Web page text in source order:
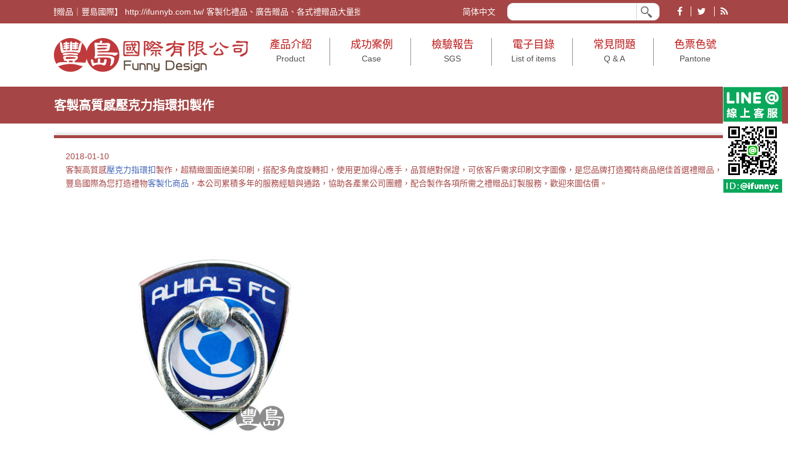
【廣告禮贈品｜豐島國際】 http://ifunnyb.com.tw/ 客製化禮品、廣告贈品、各式禮贈品大量批發與包裝、活動送禮、打造企業形象皆宜。有各大節慶、文具、結婚小物、年節及年終尾牙等用途之禮品贈品。
简体中文
產品介紹
Product
成功案例
Case
檢驗報告
SGS
電子目錄
List of items
常見問題
Q & A
色票色號
Pantone
客製高質感壓克力指環扣製作
2018-01-10
客製高質感壓克力指環扣製作，超精緻圖面絕美印刷，搭配多角度旋轉扣，使用更加得心應手，品質絕對保證，可依客戶需求印刷文字圖像，是您品牌打造獨特商品絕佳首選禮贈品，
豐島國際為您打造禮物客製化商品 ，本公司累積多年的服務經驗與通路，協助各產業公司團體，配合製作各項所需之禮贈品訂製服務，歡迎來圖估價。